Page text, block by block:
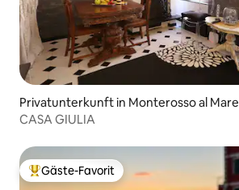
Privatunterkunft in Monterosso al Mare
CASA GIULIA
Beliebter Gäste-Favorit.
Gäste-Favorit